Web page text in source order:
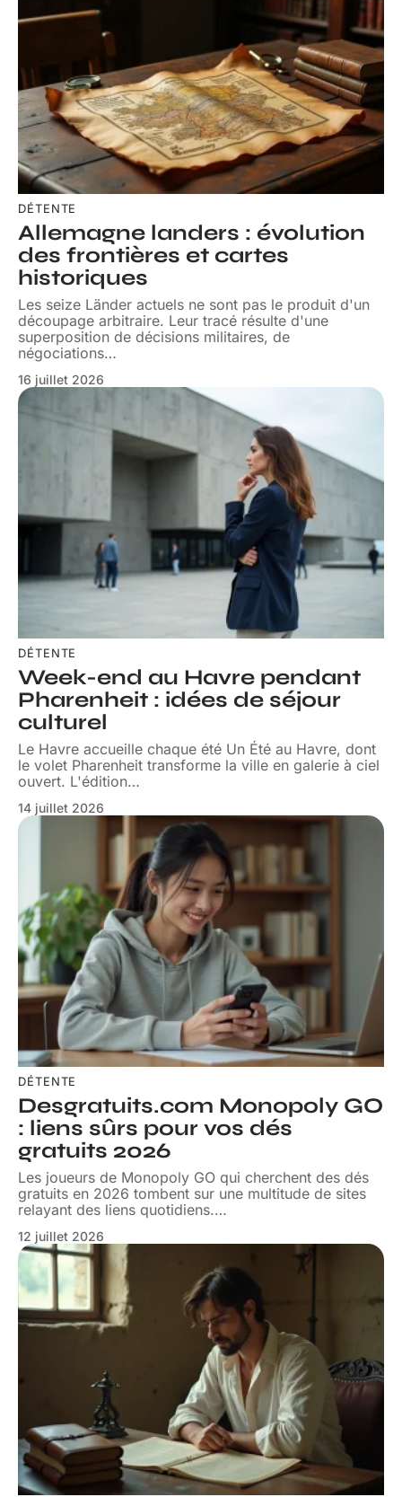
DÉTENTE
Allemagne landers : évolution
des frontières et cartes
historiques
Les seize Länder actuels ne sont pas le produit d'un
découpage arbitraire. Leur tracé résulte d'une
superposition de décisions militaires, de
négociations…
16 juillet 2026
DÉTENTE
Week-end au Havre pendant
Pharenheit : idées de séjour
culturel
Le Havre accueille chaque été Un Été au Havre, dont
le volet Pharenheit transforme la ville en galerie à ciel
ouvert. L'édition…
14 juillet 2026
DÉTENTE
Desgratuits.com Monopoly GO
: liens sûrs pour vos dés
gratuits 2026
Les joueurs de Monopoly GO qui cherchent des dés
gratuits en 2026 tombent sur une multitude de sites
relayant des liens quotidiens.…
12 juillet 2026